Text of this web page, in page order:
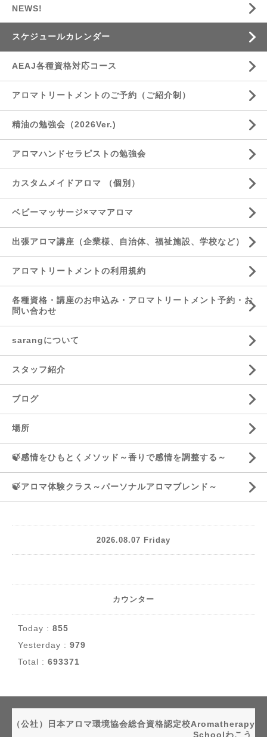
NEWS!
スケジュールカレンダー
AEAJ各種資格対応コース
アロマトリートメントのご予約（ご紹介制）
精油の勉強会（2026Ver.)
アロマハンドセラピストの勉強会
カスタムメイドアロマ （個別）
ベビーマッサージ×ママアロマ
出張アロマ講座（企業様、自治体、福祉施設、学校など）
アロマトリートメントの利用規約
各種資格・講座のお申込み・アロマトリートメント予約・お
問い合わせ
sarangについて
スタッフ紹介
ブログ
場所
🍃感情をひもとくメソッド～香りで感情を調整する～
🍃アロマ体験クラス～パーソナルアロマブレンド～
2026.08.07 Friday
カウンター
Today : 855
Yesterday : 979
Total : 693371
（公社）日本アロマ環境協会総合資格認定校Aromatherapy
Schoolわこう